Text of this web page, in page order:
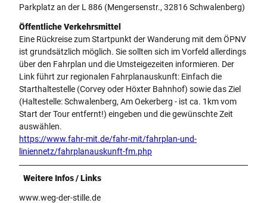
Parkplatz an der L 886 (Mengersenstr., 32816 Schwalenberg)
Öffentliche Verkehrsmittel
Eine Rückreise zum Startpunkt der Wanderung mit dem ÖPNV
ist grundsätzlich möglich. Sie sollten sich im Vorfeld allerdings
über den Fahrplan und die Umsteigezeiten informieren. Der
Link führt zur regionalen Fahrplanauskunft: Einfach die
Starthaltestelle (Corvey oder Höxter Bahnhof) sowie das Ziel
(Haltestelle: Schwalenberg, Am Oekerberg - ist ca. 1km vom
Start der Tour entfernt!) eingeben und die gewünschte Zeit
auswählen.
https://www.fahr-mit.de/fahr-mit/fahrplan-und-
liniennetz/fahrplanauskunft-fm.php
Weitere Infos / Links
www.weg-der-stille.de